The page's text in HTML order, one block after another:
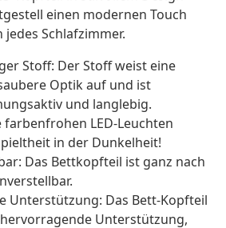
einen modernen Touch
Schlafzimmer.
Stoff: Der Stoff weist eine
Optik auf und ist
und langlebig.
farbenfrohen LED-Leuchten
in der Dunkelheit!
Das Bettkopfteil ist ganz nach
Unterstützung: Das Bett-Kopfteil
Unterstützung,